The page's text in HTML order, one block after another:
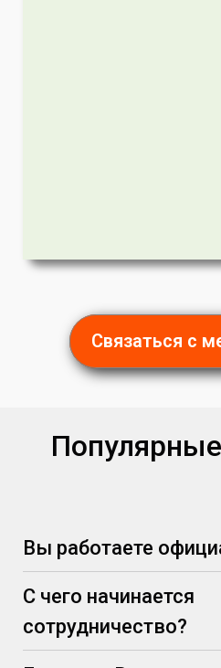
Связаться с
Вы работаете
С чего начинается
сотрудничество?